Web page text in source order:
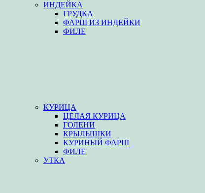
ИНДЕЙКА
ГРУДКА
ФАРШ ИЗ ИНДЕЙКИ
ФИЛЕ
КУРИЦА
ЦЕЛАЯ КУРИЦА
ГОЛЕНИ
КРЫЛЫШКИ
КУРИНЫЙ ФАРШ
ФИЛЕ
УТКА